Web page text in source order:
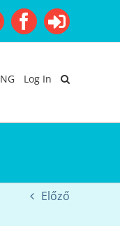
Facebook
Login
Log In
Előző